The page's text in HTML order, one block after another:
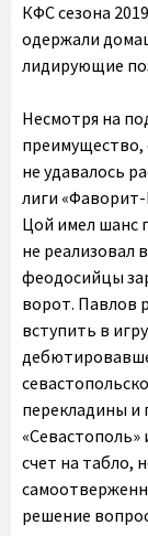
КФС сезона
одержали
лидирующие
Несмотря на
преимущество,
не удавалось
лиги
Цой имел шанс
не реализовал
феодосийцы
ворот. Павлов
вступить в
перекладины и
счет на табло,
решение